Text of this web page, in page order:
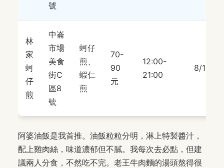
號
林
家
蚵
仔
煎
中崙
市場
美食
街C
區8
號
蚵仔
煎、
蝦仁
煎
70-
90
元
12:00-
21:00
8/10
阿婆油飯是我首推。油飯粒粒分明，淋上特製醬汁，
配上雞肉絲，味道濃郁但不膩。我每次去必點，但建
議兩人分食，不然吃不完。老王牛肉麵的湯頭熬得很